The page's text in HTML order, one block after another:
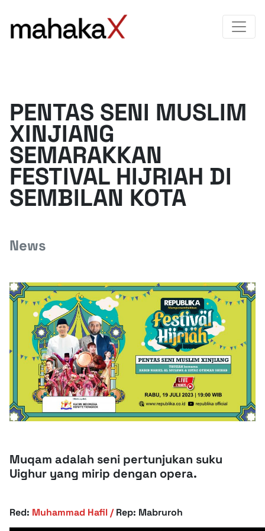
PENTAS SENI MUSLIM
XINJIANG
SEMARAKKAN
FESTIVAL HIJRIAH DI
SEMBILAN KOTA
News
Muqam adalah seni pertunjukan suku
Uighur yang mirip dengan opera.
Red: Muhammad Hafil /Rep: Mabruroh